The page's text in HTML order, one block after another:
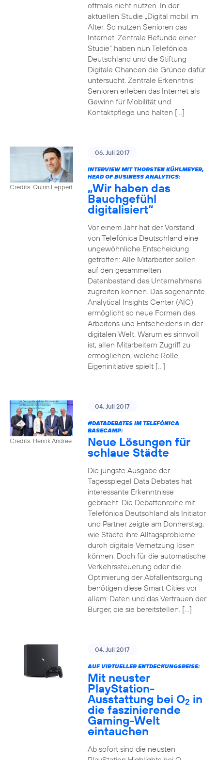
oftmals nicht nutzen. In der
aktuellen Studie „Digital mobil im
Alter. So nutzen Senioren das
Internet. Zentrale Befunde einer
Studie“ haben nun Telefónica
Deutschland und die Stiftung
Digitale Chancen die Gründe dafür
untersucht. Zentrale Erkenntnis:
Senioren erleben das Internet als
Gewinn für Mobilität und
Kontaktpflege und halten […]
Credits: Quirin Leppert
06. Juli 2017
INTERVIEW MIT THORSTEN KÜHLMEYER,
HEAD OF BUSINESS ANALYTICS:
„Wir haben das
Bauchgefühl
digitalisiert“
Vor einem Jahr hat der Vorstand
von Telefónica Deutschland eine
ungewöhnliche Entscheidung
getroffen: Alle Mitarbeiter sollen
auf den gesammelten
Datenbestand des Unternehmens
zugreifen können. Das sogenannte
Analytical Insights Center (AIC)
ermöglicht so neue Formen des
Arbeitens und Entscheidens in der
digitalen Welt. Warum es sinnvoll
ist, allen Mitarbeitern Zugriff zu
ermöglichen, welche Rolle
Eigeninitiative spielt […]
Credits: Henrik Andree
04. Juli 2017
#DATADEBATESIM TELEFÓNICA
BASECAMP:
Neue Lösungen für
schlaue Städte
Die jüngste Ausgabe der
Tagesspiegel Data Debates hat
interessante Erkenntnisse
gebracht. Die Debattenreihe mit
Telefónica Deutschland als Initiator
und Partner zeigte am Donnerstag,
wie Städte ihre Alltagsprobleme
durch digitale Vernetzung lösen
können. Doch für die automatische
Verkehrssteuerung oder die
Optimierung der Abfallentsorgung
benötigen diese Smart Cities vor
allem: Daten und das Vertrauen der
Bürger, die sie bereitstellen. […]
04. Juli 2017
AUF VIRTUELLER ENTDECKUNGSREISE:
Mit neuster
PlayStation-
Ausstattung bei O2 in
die faszinierende
Gaming-Welt
eintauchen
Ab sofort sind die neusten